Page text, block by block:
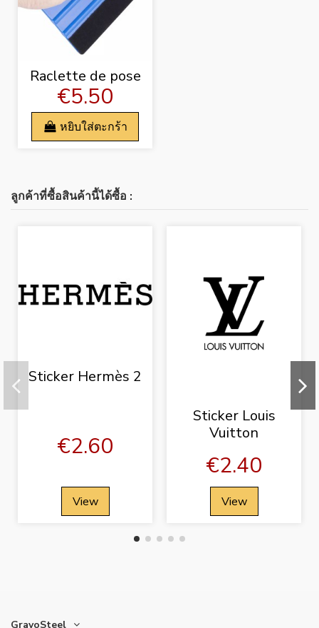
Raclette de pose
€5.50
หยิบใส่ตะกร้า
ลูกค้าที่ซื้อสินค้านี้ได้ซื้อ :
Sticker Hermès 2
€2.60
View
Sticker Louis
Vuitton
€2.40
View
GravoSteel